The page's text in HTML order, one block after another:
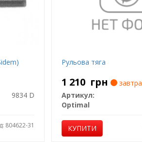
9834 D
804622-31
Рульова тяга
1 210 грн
завтра
Артикул:
Optimal
КУПИТИ